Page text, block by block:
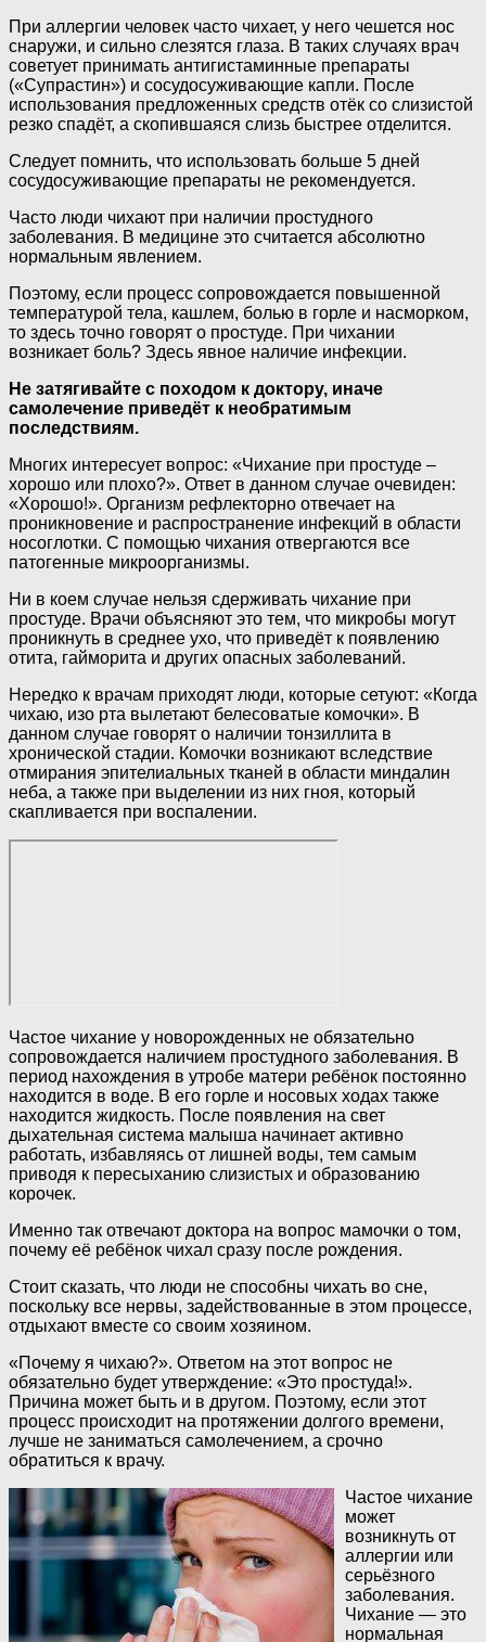
При аллергии человек часто чихает, у него чешется нос
снаружи, и сильно слезятся глаза. В таких случаях врач
советует принимать антигистаминные препараты
(«Супрастин») и сосудосуживающие капли. После
использования предложенных средств отёк со слизистой
резко спадёт, а скопившаяся слизь быстрее отделится.
Следует помнить, что использовать больше 5 дней
сосудосуживающие препараты не рекомендуется.
Часто люди чихают при наличии простудного
заболевания. В медицине это считается абсолютно
нормальным явлением.
Поэтому, если процесс сопровождается повышенной
температурой тела, кашлем, болью в горле и насморком,
то здесь точно говорят о простуде. При чихании
возникает боль? Здесь явное наличие инфекции.
Не затягивайте с походом к доктору, иначе
самолечение приведёт к необратимым
последствиям.
Многих интересует вопрос: «Чихание при простуде –
хорошо или плохо?». Ответ в данном случае очевиден:
«Хорошо!». Организм рефлекторно отвечает на
проникновение и распространение инфекций в области
носоглотки. С помощью чихания отвергаются все
патогенные микроорганизмы.
Ни в коем случае нельзя сдерживать чихание при
простуде. Врачи объясняют это тем, что микробы могут
проникнуть в среднее ухо, что приведёт к появлению
отита, гайморита и других опасных заболеваний.
Нередко к врачам приходят люди, которые сетуют: «Когда
чихаю, изо рта вылетают белесоватые комочки». В
данном случае говорят о наличии тонзиллита в
хронической стадии. Комочки возникают вследствие
отмирания эпителиальных тканей в области миндалин
неба, а также при выделении из них гноя, который
скапливается при воспалении.
Частое чихание у новорожденных не обязательно
сопровождается наличием простудного заболевания. В
период нахождения в утробе матери ребёнок постоянно
находится в воде. В его горле и носовых ходах также
находится жидкость. После появления на свет
дыхательная система малыша начинает активно
работать, избавляясь от лишней воды, тем самым
приводя к пересыханию слизистых и образованию
корочек.
Именно так отвечают доктора на вопрос мамочки о том,
почему её ребёнок чихал сразу после рождения.
Стоит сказать, что люди не способны чихать во сне,
поскольку все нервы, задействованные в этом процессе,
отдыхают вместе со своим хозяином.
«Почему я чихаю?». Ответом на этот вопрос не
обязательно будет утверждение: «Это простуда!».
Причина может быть и в другом. Поэтому, если этот
процесс происходит на протяжении долгого времени,
лучше не заниматься самолечением, а срочно
обратиться к врачу.
Частое чихание
может
возникнуть от
аллергии или
серьёзного
заболевания.
Чихание — это
нормальная